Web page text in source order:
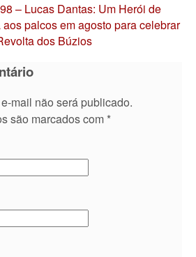
– Lucas Dantas: Um Herói de
aos palcos em agosto para celebrar
dos Búzios
mail não será publicado.
são marcados com *